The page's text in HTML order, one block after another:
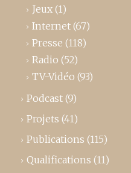
Jeux (1)
Internet (67)
Presse (118)
Radio (52)
TV-Vidéo (93)
Podcast (9)
Projets (41)
Publications (115)
Qualifications (11)